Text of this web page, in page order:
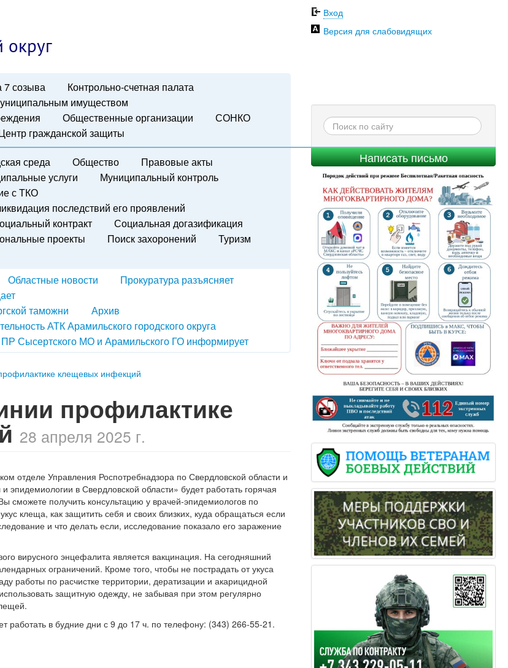
округ
7 созыва
Контрольно-счетная палата
имуществом
Общественные организации
СОНКО
гражданской защиты
Вход
Версия для слабовидящих
Написать письмо
среда Общество
Правовые акты
услуги
Муниципальный контроль
с ТКО
последствий его проявлений
контракт
Социальная догазификация
проекты Поиск захоронений
Туризм
Областные новости
Прокуратура разъясняет
таможни
Архив
АТК Арамильского городского округа
Сысертского МО и Арамильского ГО информирует
клещевых инфекций
профилактике
28 апреля 2025 г.
отделе Управления Роспотребнадзора по Свердловской области и
в Свердловской области» будет работать горячая
получить консультацию у врачей-эпидемиологов по
клеща, как защитить себя и своих близких, куда обращаться если
и что делать если, исследование показало его заражение
вирусного энцефалита является вакцинация. На сегодняшний
ограничений. Кроме того, чтобы не пострадать от укуса
работы по расчистке территории, дератизации и акарицидной
защитную одежду, не забывая при этом регулярно
работать в будние дни с 9 до 17 ч. по телефону: (343) 266-55-21.